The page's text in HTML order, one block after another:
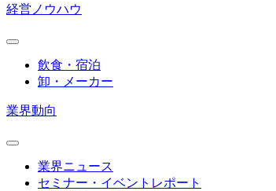
経営ノウハウ
飲食・宿泊
卸・メーカー
業界動向
業界ニュース
セミナー・イベントレポート